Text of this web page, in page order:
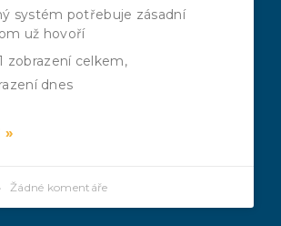
systém potřebuje zásadní
už hovoří
zobrazení celkem,
dnes
»
Žádné komentáře